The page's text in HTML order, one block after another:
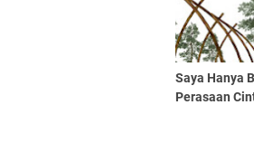
Saya Hanya
Perasaan